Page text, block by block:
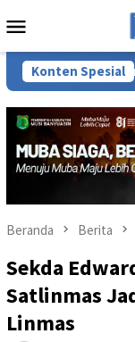
ke
Mobile
Konten Spesial
Wujud
Beranda Berita
Sekda
Satlinmas
Linmas